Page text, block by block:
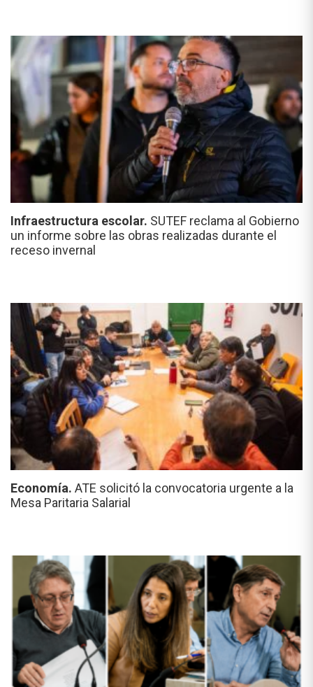
Infraestructura escolar. SUTEF reclama al Gobierno
un informe sobre las obras realizadas durante el
receso invernal
Economía. ATE solicitó la convocatoria urgente a la
Mesa Paritaria Salarial